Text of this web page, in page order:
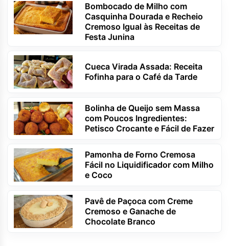
Bombocado de Milho com
Casquinha Dourada e Recheio
Cremoso Igual às Receitas de
Festa Junina
Cueca Virada Assada: Receita
Fofinha para o Café da Tarde
Bolinha de Queijo sem Massa
com Poucos Ingredientes:
Petisco Crocante e Fácil de Fazer
Pamonha de Forno Cremosa
Fácil no Liquidificador com Milho
e Coco
Pavê de Paçoca com Creme
Cremoso e Ganache de
Chocolate Branco